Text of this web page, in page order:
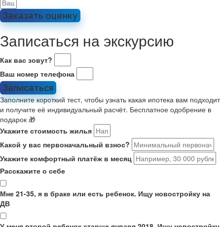
Заказать оценку
Записаться на экскурсию
Как вас зовут?
Ваш номер телефона
Записаться
Заполните короткий тест, чтобы узнать какая ипотека вам подходит
и получите её индивидуальный расчёт. Бесплатное одобрение в
подарок 🎁
Укажите стоимость жилья
Какой у вас первоначальный взнос?
Укажите комфортный платёж в месяц
Расскажите о себе
Мне 21-35, я в браке или есть ребенок. Ищу новостройку на
ДВ